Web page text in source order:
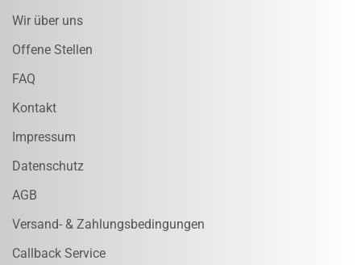
Wir über uns
Offene Stellen
FAQ
Kontakt
Impressum
Datenschutz
AGB
Versand- & Zahlungsbedingungen
Callback Service